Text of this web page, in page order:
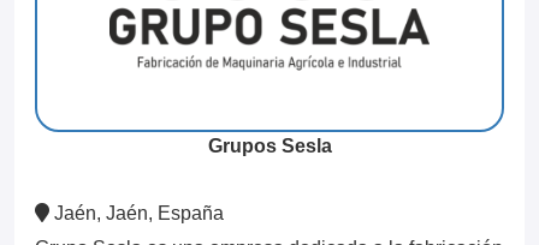
Grupos Sesla
Jaén, Jaén, España